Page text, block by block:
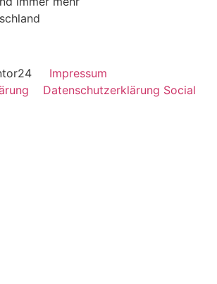
Impressum
Datenschutzerklärung Social